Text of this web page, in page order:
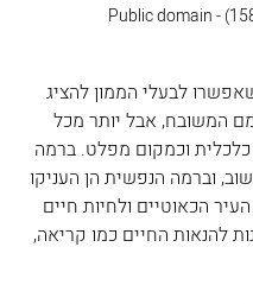
לבעלי הממון להציג
המשובח, אבל יותר מכל
וכמקום מפלט. ברמה
וברמה הנפשית הן העניקו
הכאוטיים ולחיות חיים
להנאות החיים כמו קריאה,